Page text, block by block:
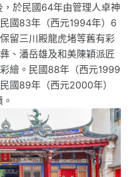
於民國64年由管理人卓神
國83年（西元1994年）6
留三川殿龍虎堵等舊有彩
、潘岳雄及和美陳穎派匠
繪。民國88年（西元1999
國89年（西元2000年）